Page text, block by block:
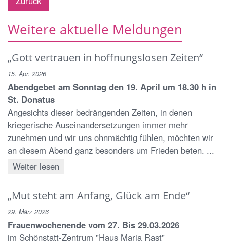
Weitere aktuelle Meldungen
„Gott vertrauen in hoffnungslosen Zeiten“
15. Apr. 2026
Abendgebet am Sonntag den 19. April um 18.30 h in
St. Donatus
Angesichts dieser bedrängenden Zeiten, in denen
kriegerische Auseinandersetzungen immer mehr
zunehmen und wir uns ohnmächtig fühlen, möchten wir
an diesem Abend ganz besonders um Frieden beten. ...
Weiter lesen
„Mut steht am Anfang, Glück am Ende“
29. März 2026
Frauenwochenende vom 27. Bis 29.03.2026
im Schönstatt-Zentrum "Haus Maria Rast"